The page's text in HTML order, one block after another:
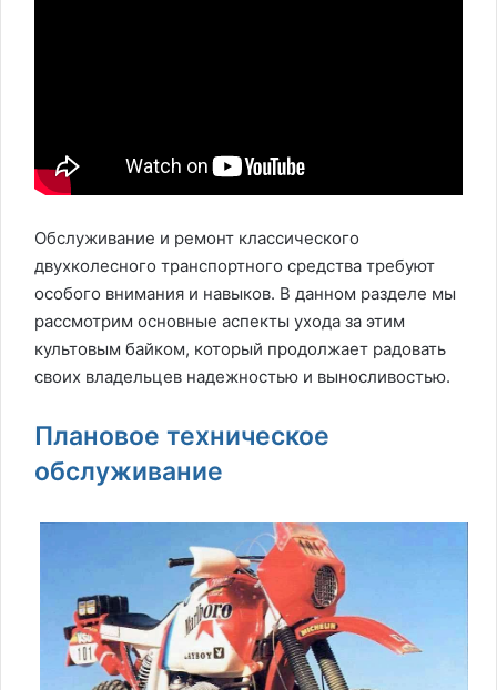
Обслуживание и ремонт классического
двухколесного транспортного средства требуют
особого внимания и навыков. В данном разделе мы
рассмотрим основные аспекты ухода за этим
культовым байком, который продолжает радовать
своих владельцев надежностью и выносливостью.
Плановое техническое
обслуживание